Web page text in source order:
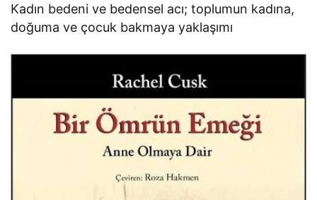
Kadın bedeni ve bedensel acı; toplumun kadına,
doğuma ve çocuk bakmaya yaklaşımı